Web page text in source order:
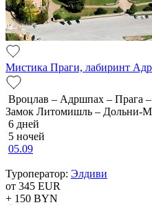
Мистика Праги, лабиринт
Вроцлав – Адршпах – Прага
Замок Литомишль – Дольни-
6 дней
5 ночей
05.09
Туроператор: Элдиви
от 345 EUR
+ 150 BYN